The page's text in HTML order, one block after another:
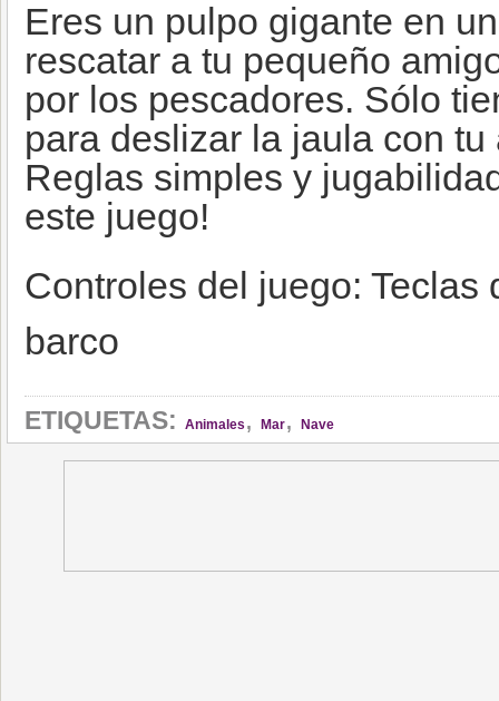
Eres un pulpo gigante en
rescatar a tu pequeño
por los pescadores. Sólo
para deslizar la jaula con
Reglas simples y
este juego!
Controles del juego: Teclas
barco
ETIQUETAS: Animales , Mar, Nave